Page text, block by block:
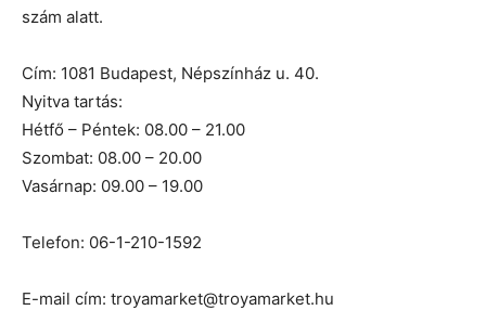
szám alatt.
Cím: 1081 Budapest, Népszínház u. 40.
Nyitva tartás:
Hétfő – Péntek: 08.00 – 21.00
Szombat: 08.00 – 20.00
Vasárnap: 09.00 – 19.00
Telefon: 06-1-210-1592
E-mail cím: troyamarket@troyamarket.hu